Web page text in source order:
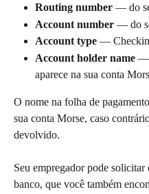
Routing number — do
Account number — do
Account type —
Account holder name —
aparece na sua conta
O nome na folha de
sua conta Morse, caso
devolvido.
Seu empregador pode solicitar
banco, que você também